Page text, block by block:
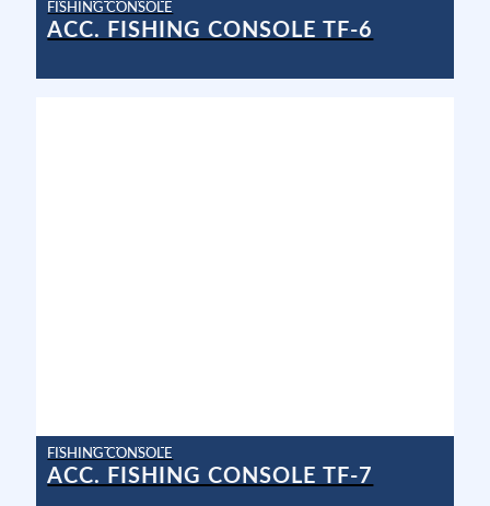
FISHING CONSOLE
ACC. FISHING CONSOLE TF-6
FISHING CONSOLE
ACC. FISHING CONSOLE TF-7